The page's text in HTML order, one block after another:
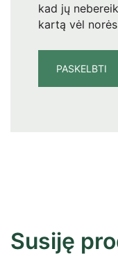
kad jų
kartą vėl
Susiję